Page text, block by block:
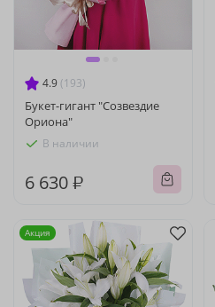
4.9 (193)
Букет-гигант "Созвездие
Ориона"
В наличии
6 630 ₽
Акция